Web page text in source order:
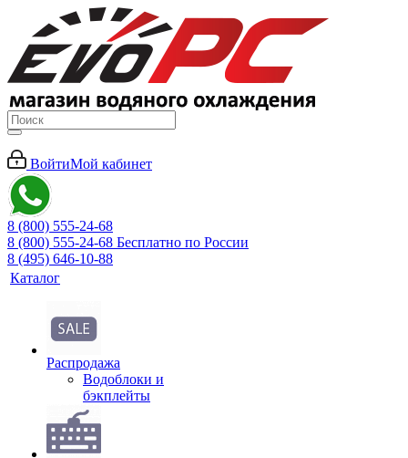
ВойтиМой кабинет
8 (800) 555-24-68
8 (800) 555-24-68 Бесплатно по России
8 (495) 646-10-88
Каталог
Распродажа
Водоблоки и
бэкплейты